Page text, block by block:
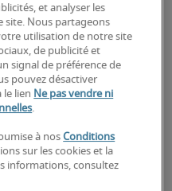
et capacité à
tâches multiples.
: maîtrise de la
Excel, Outlook,
des logiciels de
des informations
et analyser les
site. Nous partageons
utilisation de notre site
de publicité et
signal de préférence de
pouvez désactiver
le lien Ne pas vendre ni
.
à nosConditions
sur les cookies et la
informations, consultez